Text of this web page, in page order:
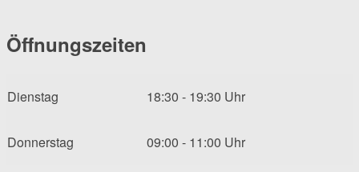
Öffnungszeiten
Dienstag 18:30 - 19:30 Uhr
Donnerstag 09:00 - 11:00 Uhr